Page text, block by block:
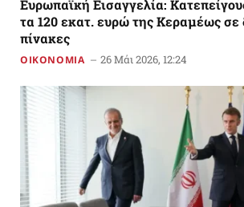
Ευρωπαϊκή Εισαγγελία:
τα 120 εκατ. ευρώ της Κεραμέως σε
πίνακες
ΟΙΚΟΝΟΜΙΑ 26 Μάι 2026, 12:24